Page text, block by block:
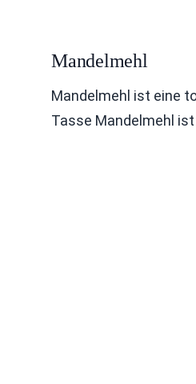
Mandelmehl
Mandelmehl ist eine
Tasse Mandelmehl